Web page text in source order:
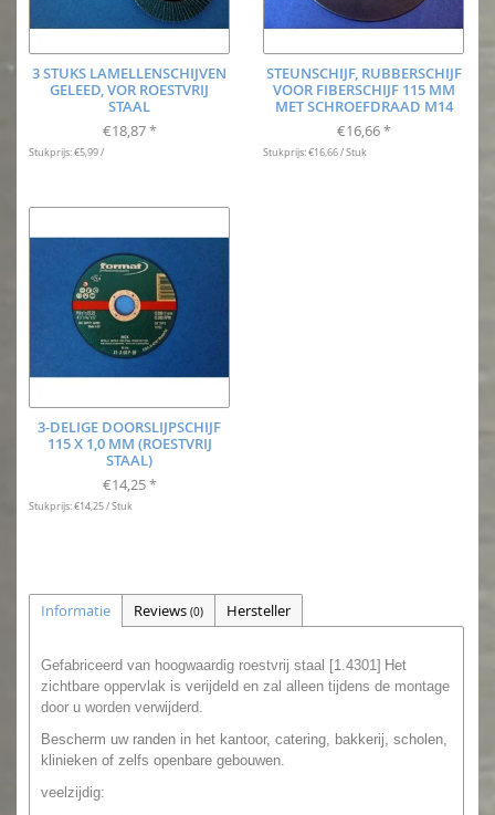
3 STUKS LAMELLENSCHIJVEN
GELEED, VOR ROESTVRIJ
STAAL
€18,87 *
Stukprijs: €5,99 /
STEUNSCHIJF, RUBBERSCHIJF
VOOR FIBERSCHIJF 115 MM
MET SCHROEFDRAAD M14
€16,66 *
Stukprijs: €16,66 / Stuk
3-DELIGE DOORSLIJPSCHIJF
115 X 1,0 MM (ROESTVRIJ
STAAL)
€14,25 *
Stukprijs: €14,25 / Stuk
Informatie Reviews (0) Hersteller
Gefabriceerd van hoogwaardig roestvrij staal [1.4301] Het
zichtbare oppervlak is verijdeld en zal alleen tijdens de montage
door u worden verwijderd.
Bescherm uw randen in het kantoor, catering, bakkerij, scholen,
klinieken of zelfs openbare gebouwen.
veelzijdig: